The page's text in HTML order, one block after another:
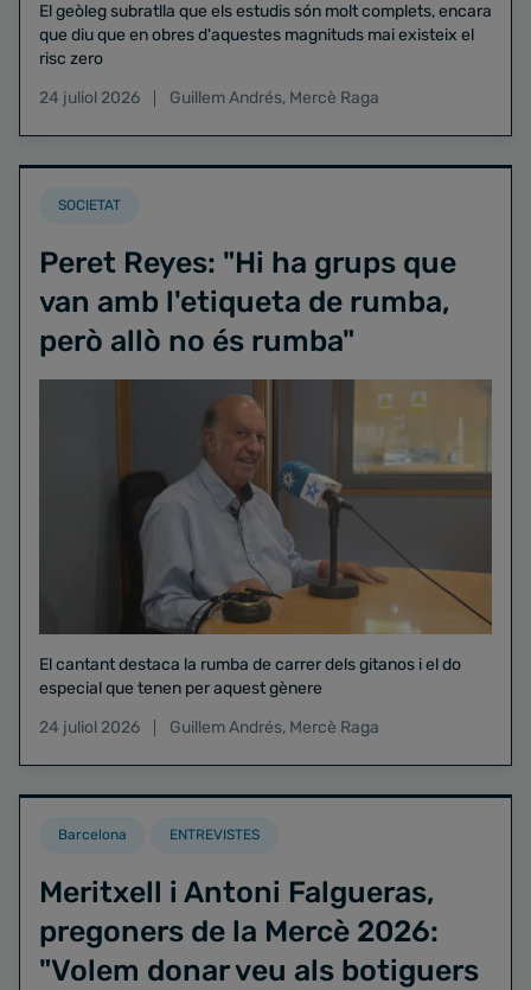
El geòleg subratlla que els estudis són molt complets, encara
que diu que en obres d'aquestes magnituds mai existeix el
risc zero
24 juliol 2026
Guillem Andrés, Mercè Raga
SOCIETAT
Peret Reyes: "Hi ha grups que
van amb l'etiqueta de rumba,
però allò no és rumba"
El cantant destaca la rumba de carrer dels gitanos i el do
especial que tenen per aquest gènere
24 juliol 2026
Guillem Andrés, Mercè Raga
Barcelona ENTREVISTES
Meritxell i Antoni Falgueras,
pregoners de la Mercè 2026:
"Volem donar veu als botiguers